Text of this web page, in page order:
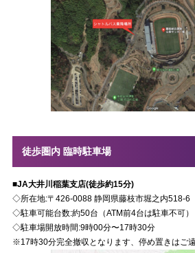
徒歩圏内 臨時駐車場
■JA大井川稲葉支店(徒歩約15分)
◇所在地:〒426-0088 静岡県藤枝市堀之内518-6
◇駐車可能台数:約50台（ATM前4台は駐車不可）
◇駐車場開放時間:9時00分〜17時30分
※17時30分完全撤収となります、停め置きはご遠